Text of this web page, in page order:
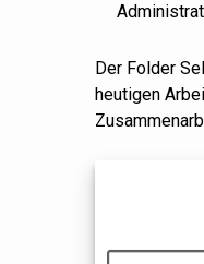
Der Folder
heutigen